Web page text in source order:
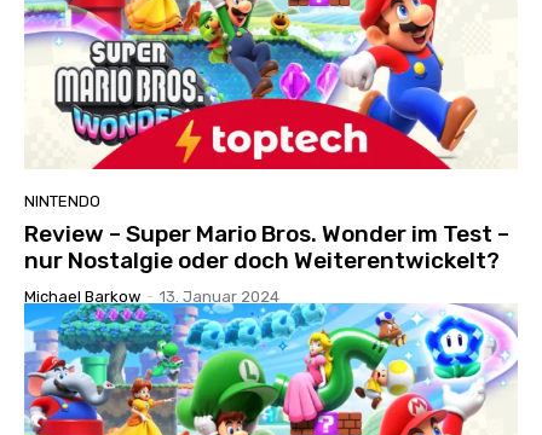
NINTENDO
Review – Super Mario Bros. Wonder im Test –
nur Nostalgie oder doch Weiterentwickelt?
Michael Barkow - 13. Januar 2024